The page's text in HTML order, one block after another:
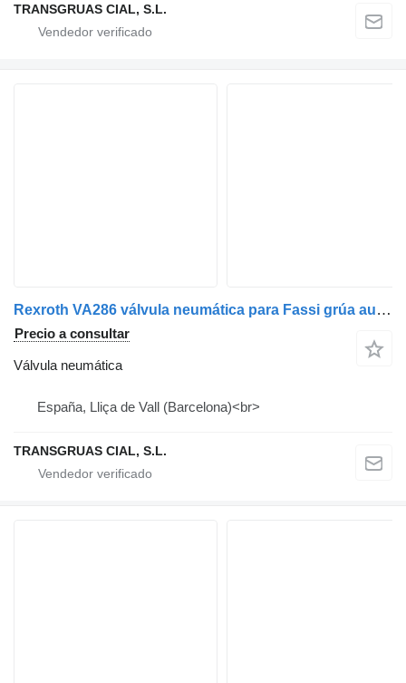
TRANSGRUAS CIAL, S.L.
Rexroth VA286 válvula neumática para Fassi grúa autocargante
Precio a consultar
Válvula neumática
España, Lliça de Vall (Barcelona)<br>
TRANSGRUAS CIAL, S.L.